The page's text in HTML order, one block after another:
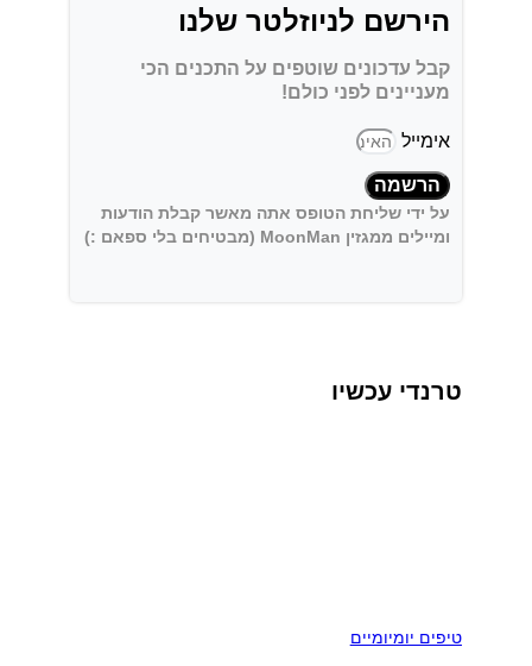
הירשם לניוזלטר שלנו
קבל עדכונים שוטפים על התכנים הכי
מעניינים לפני כולם!
אימייל
הרשמה
על ידי שליחת הטופס אתה מאשר קבלת הודעות
ומיילים ממגזין MoonMan (מבטיחים בלי ספאם :)
טרנדי עכשיו
טיפים יומיומיים